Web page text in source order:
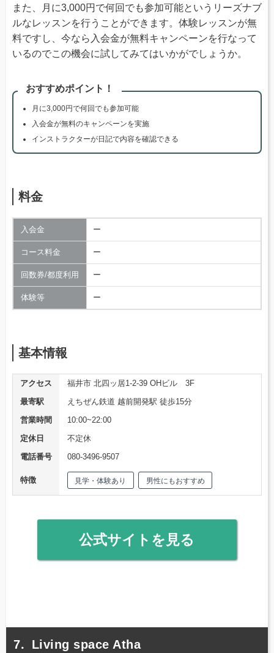
また、月に3,000円で何回でも参加可能というリーズナブ
ルなレッスンを行うことができます。体験レッスンが無
料ですし、今なら入会金が無料キャンペーンを行なって
いるのでこの機会に試してみてはいかがでしょうか。
おすすめポイント！
月に3,000円で何回でも参加可能
入会金が無料のキャンペーンを実施
インストラクターが日記で内容を確認できる
料金
入会金 ー
コース料金 ー
回数券/都度利用 ー
体験等 ー
基本情報
アクセス
福井市 北四ッ居1-2-39 OHビル 3F
最寄駅
えちぜん鉄道 越前開発駅 徒歩15分
営業時間
10:00~22:00
定休日
不定休
電話番号
080-3496-9507
特徴 見学・体験あり 男性にもおすすめ
公式サイトを見る
Living space Atha